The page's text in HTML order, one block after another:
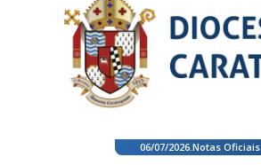
06/07/2026. Notas Oficiais